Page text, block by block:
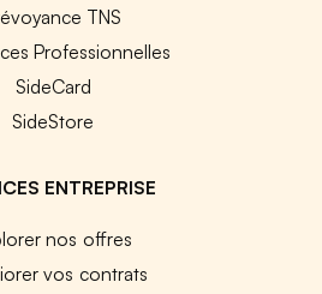
TNS
Professionnelles
SideCard
SideStore
ENTREPRISE
nos offres
vos contrats